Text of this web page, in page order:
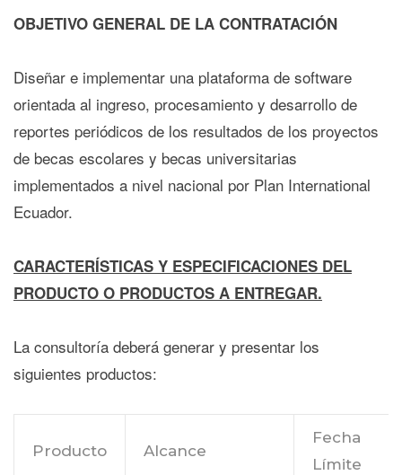
OBJETIVO GENERAL DE LA CONTRATACIÓN
Diseñar e implementar una plataforma de software
orientada al ingreso, procesamiento y desarrollo de
reportes periódicos de los resultados de los proyectos
de becas escolares y becas universitarias
implementados a nivel nacional por Plan International
Ecuador.
CARACTERÍSTICAS Y ESPECIFICACIONES DEL
PRODUCTO O PRODUCTOS A ENTREGAR.
La consultoría deberá generar y presentar los
siguientes productos:
Producto Alcance
Fecha
Límite